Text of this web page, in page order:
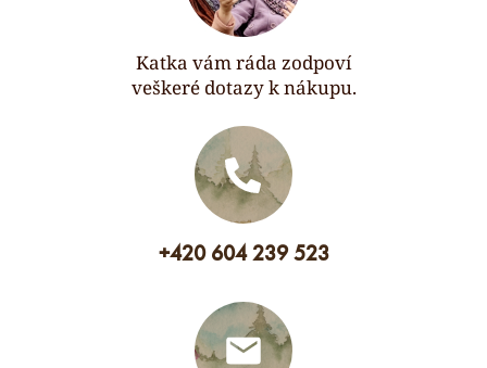
Katka vám ráda zodpoví
veškeré dotazy k nákupu.
+420 604 239 523